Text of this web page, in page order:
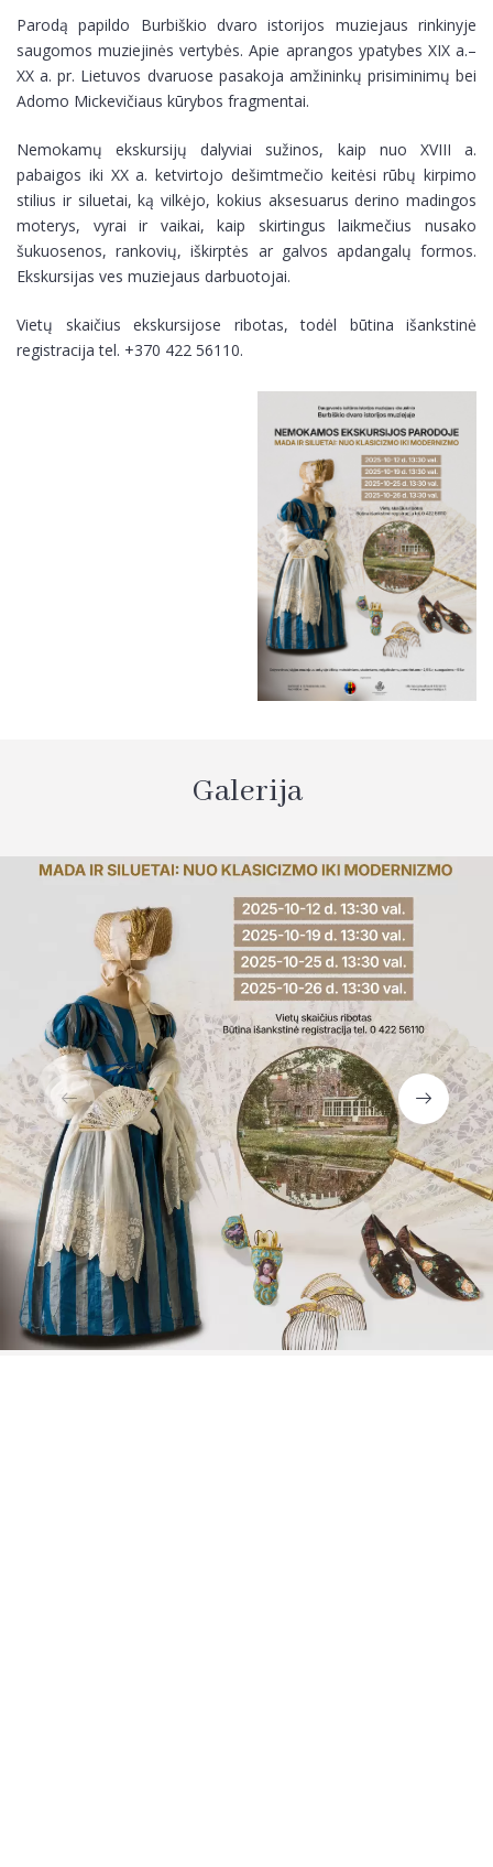
Parodą papildo Burbiškio dvaro istorijos muziejaus rinkinyje
saugomos muziejinės vertybės. Apie aprangos ypatybes XIX a.–
XX a. pr. Lietuvos dvaruose pasakoja amžininkų prisiminimų bei
Adomo Mickevičiaus kūrybos fragmentai.
Nemokamų ekskursijų dalyviai sužinos, kaip nuo XVIII a.
pabaigos iki XX a. ketvirtojo dešimtmečio keitėsi rūbų kirpimo
stilius ir siluetai, ką vilkėjo, kokius aksesuarus derino madingos
moterys, vyrai ir vaikai, kaip skirtingus laikmečius nusako
šukuosenos, rankovių, iškirptės ar galvos apdangalų formos.
Ekskursijas ves muziejaus darbuotojai.
Vietų skaičius ekskursijose ribotas, todėl būtina išankstinė
registracija tel. +370 422 56110.
Galerija